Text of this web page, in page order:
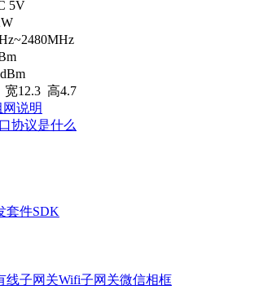
5V
宽12.3 高4.7
网说明
协议是什么
套件SDK
线子网关Wifi子网关微信相框